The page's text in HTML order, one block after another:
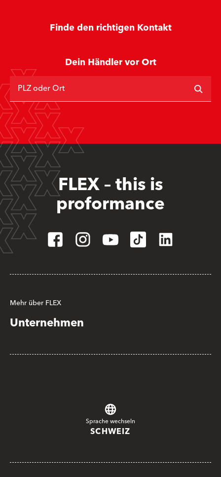
Finde den richtigen Kontakt
Dein Händler vor Ort
PLZ oder Ort
FLEX – this is
proformance
Mehr über FLEX
Unternehmen
Sprache wechseln
SCHWEIZ